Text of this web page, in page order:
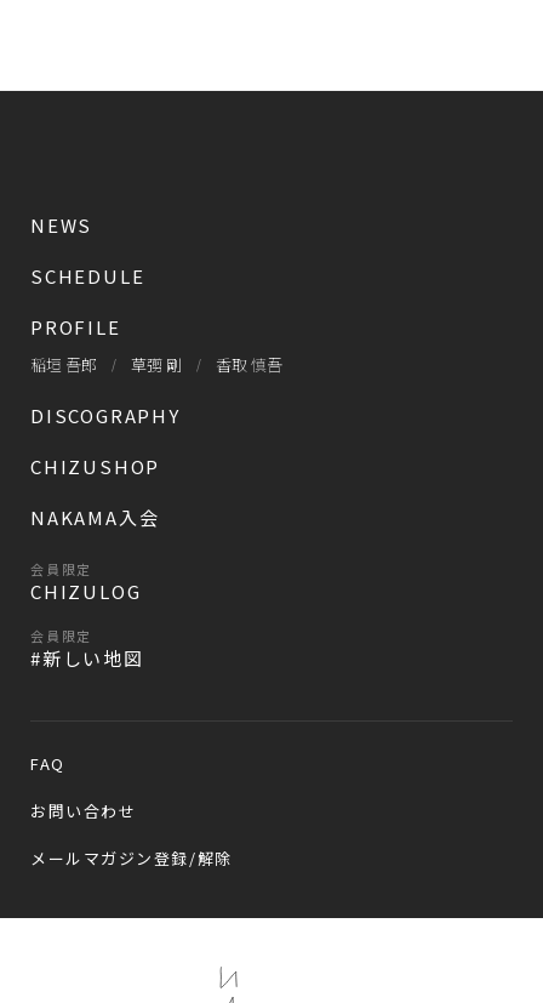
NEWS
SCHEDULE
PROFILE
稲垣 吾郎 草彅 剛 香取 慎吾
DISCOGRAPHY
CHIZUSHOP
NAKAMA入会
会員限定
CHIZULOG
会員限定
#新しい地図
FAQ
お問い合わせ
メールマガジン登録/解除